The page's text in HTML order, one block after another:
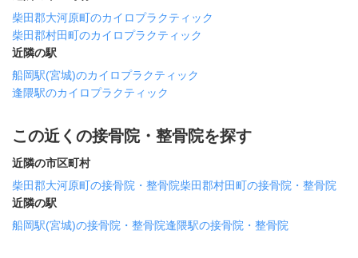
柴田郡大河原町のカイロプラクティック
柴田郡村田町のカイロプラクティック
近隣の駅
船岡駅(宮城)のカイロプラクティック
逢隈駅のカイロプラクティック
この近くの接骨院・整骨院を探す
近隣の市区町村
柴田郡大河原町の接骨院・整骨院柴田郡村田町の接骨院・整骨院
近隣の駅
船岡駅(宮城)の接骨院・整骨院逢隈駅の接骨院・整骨院